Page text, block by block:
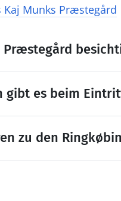
Kaj Munks Præstegård
Præstegård
gibt es beim
zu den